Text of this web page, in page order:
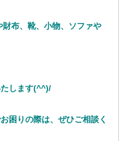
布、靴、小物、ソファや
たします(^^)/
困りの際は、ぜひご相談く